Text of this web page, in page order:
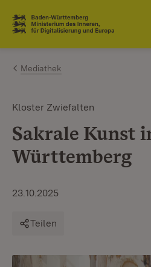
Zum Inhalt springen
Link zur Startseite
Mediathek
Kloster Zwiefalten
Sakrale Kunst
Württemberg
23.10.2025
Teilen